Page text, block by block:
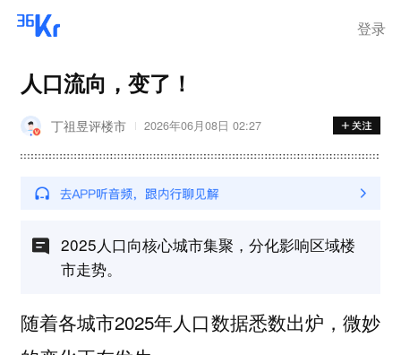
登录
人口流向，变了！
丁祖昱评楼市 2026年06月08日 02:27
2025人口向核心城市集聚，分化影响区域楼
市走势。
随着各城市2025年人口数据悉数出炉，微妙